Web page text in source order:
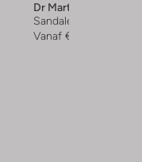
Dr Martens
Sandalen met hak
Vanaf € 69,99